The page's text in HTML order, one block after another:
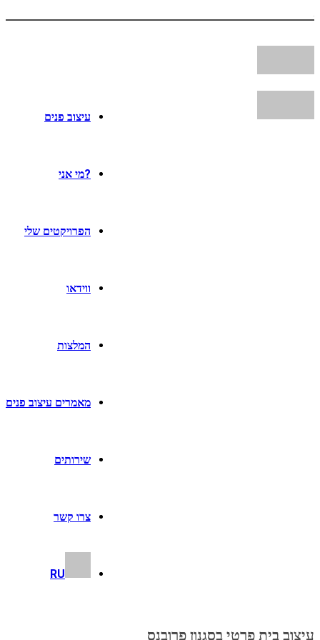
עיצוב פנים
?מי אני
הפרויקטים שלי
ווידאו
המלצות
מאמרים עיצוב פנים
שירותים
צרו קשר
RU
עיצוב בית פרטי בסגנון פרובנס